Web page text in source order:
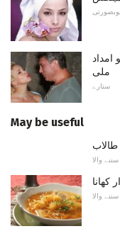
امداد
ملی
ستارے
May be useful
والا
کھانا
والا